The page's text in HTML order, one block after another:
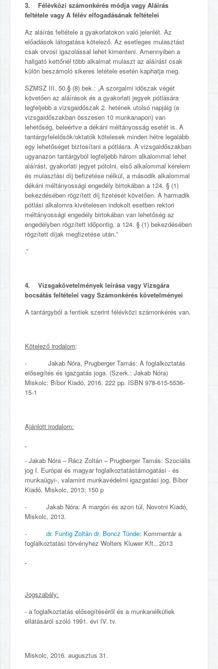
3. Félévközi számonkérés módja vagy Aláírás
feltétele vagy A félév elfogadásának feltételei
Az aláírás feltétele a gyakorlatokon való jelenlét. Az
előadások látogatása kötelező. Az esetleges mulasztást
csak orvosi igazolással lehet kimenteni. Amennyiben a
hallgató kettőnél több alkalmat mulaszt az aláírást csak
külön beszámoló sikeres letétele esetén kaphatja meg.
SZMSZ III. 50.§ (8) bek.: „A szorgalmi időszak végét
követően az aláírások és a gyakorlati jegyek pótlására
legfeljebb a vizsgaidőszak 2. hetének utolsó napjáig (a
vizsgaidőszakban összesen 10 munkanapon) van
lehetőség, beleértve a dékáni méltányosság esetét is. A
tantárgyfelelősök/oktatók kötelesek minden hétre legalább
egy lehetőséget biztosítani a pótlásra. A vizsgaidőszakban
ugyanazon tantárgyból legfeljebb három alkalommal lehet
aláírást, gyakorlati jegyet pótolni, első alkalommal kérelem
és mulasztási díj befizetése nélkül, a második alkalommal
dékáni méltányossági engedély birtokában a 124. § (1)
bekezdésében rögzített díj fizetését követően. A harmadik
pótlási alkalomra kivételesen indokolt esetben rektori
méltányossági engedély birtokában van lehetőség az
engedélyben rögzített időpontig, a 124. § (1) bekezdésében
rögzített díjak megfizetése után.”
.”
4. Vizsgakövetelmények leírása vagy Vizsgára
bocsátás feltételei vagy Számonkérés követelményei
A tantárgyból a fentiek szerint félévközi számonkérés van.
Kötelező irodalom:
- Jakab Nóra, Prugberger Tamás: A foglalkoztatás
elősegítés és igazgatás joga. (Szerk.: Jakab Nóra)
Miskolc: Bíbor Kiadó, 2016. 222 pp. ISBN 978-615-5536-
15-1
Ajánlott irodalom:
- Jakab Nóra – Rácz Zoltán – Prugberger Tamás: Szociális
jog I. Európai és magyar foglalkoztatástámogatási - és
munkaügyi-, valamint munkavédelmi igazgatási jog, Bíbor
Kiadó, Miskolc, 2013; 150 p
- Jakab Nóra: A margón és azon túl, Novotni Kiadó,
Miskolc, 2013.
- dr. Funtig Zoltán dr. Boncz Tünde: Kommentár a
foglalkoztatási törvényhez Wolters Kluwer Kft., 2013
Jogszabály:
- a foglalkoztatás elősegítéséről és a munkanélküliek
ellátásáról szóló 1991. évi IV. tv.
Miskolc, 2016. augusztus 31.